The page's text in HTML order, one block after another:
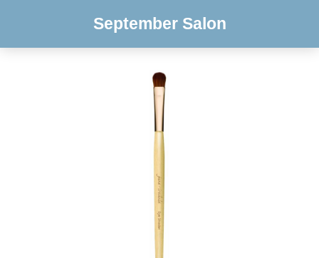
September Salon